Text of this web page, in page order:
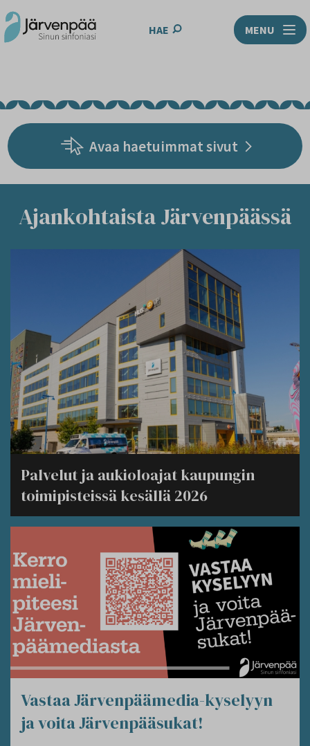
HAE MENU
Avaa haetuimmat sivut
Ajankohtaista Järvenpäässä
Palvelut ja aukioloajat kaupungin
toimipisteissä kesällä 2026
Vastaa Järvenpäämedia-kyselyyn
ja voita Järvenpääsukat!